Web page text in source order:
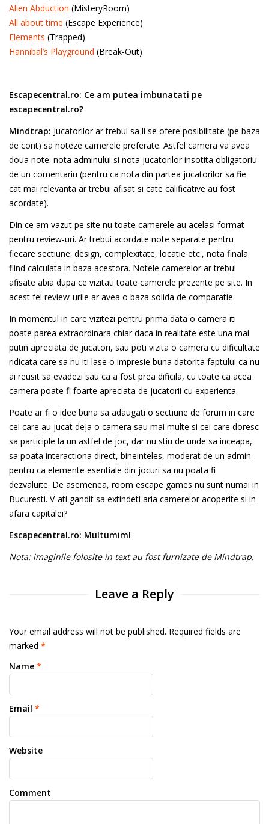
Alien Abduction (MisteryRoom)
All about time (Escape Experience)
Elements (Trapped)
Hannibal’s Playground (Break-Out)
Escapecentral.ro: Ce am putea imbunatati pe
escapecentral.ro?
Mindtrap: Jucatorilor ar trebui sa li se ofere posibilitate (pe baza
de cont) sa noteze camerele preferate. Astfel camera va avea
doua note: nota adminului si nota jucatorilor insotita obligatoriu
de un comentariu (pentru ca nota din partea jucatorilor sa fie
cat mai relevanta ar trebui afisat si cate calificative au fost
acordate).
Din ce am vazut pe site nu toate camerele au acelasi format
pentru review-uri. Ar trebui acordate note separate pentru
fiecare sectiune: design, complexitate, locatie etc., nota finala
fiind calculata in baza acestora. Notele camerelor ar trebui
afisate abia dupa ce vizitati toate camerele prezente pe site. In
acest fel review-urile ar avea o baza solida de comparatie.
In momentul in care vizitezi pentru prima data o camera iti
poate parea extraordinara chiar daca in realitate este una mai
putin apreciata de jucatori, sau poti vizita o camera cu dificultate
ridicata care sa nu iti lase o impresie buna datorita faptului ca nu
ai reusit sa evadezi sau ca a fost prea dificila, cu toate ca acea
camera poate fi foarte apreciata de jucatorii cu experienta.
Poate ar fi o idee buna sa adaugati o sectiune de forum in care
cei care au jucat deja o camera sau mai multe si cei care doresc
sa participle la un astfel de joc, dar nu stiu de unde sa inceapa,
sa poata interactiona direct, bineinteles, moderat de un admin
pentru ca elemente esentiale din jocuri sa nu poata fi
dezvaluite. De asemenea, room escape games nu sunt numai in
Bucuresti. V-ati gandit sa extindeti aria camerelor acoperite si in
afara capitalei?
Escapecentral.ro: Multumim!
Nota: imaginile folosite in text au fost furnizate de Mindtrap.
Leave a Reply
Your email address will not be published. Required fields are
marked *
Name *
Email *
Website
Comment